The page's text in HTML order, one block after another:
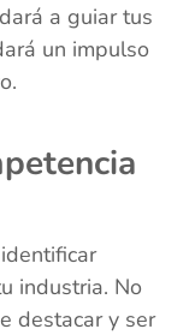
a guiar tus
un impulso
industria. No
destacar y ser